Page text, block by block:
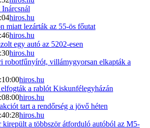
hiros.hu
miatt lezárták az 55-ös főutat
hiros.hu
egy autó az 5202-esen
hiros.hu
robotfűnyírót, villámygyorsan elkapták a
hiros.hu
a rablót Kiskunfélegyházán
hiros.hu
tart a rendőrség a jövő héten
hiros.hu
kirepült a többször átforduló autóból az M5-